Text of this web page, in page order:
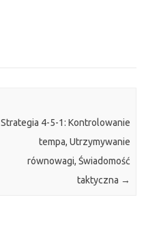
Strategia 4-5-1: Kontrolowanie
tempa, Utrzymywanie
równowagi, Świadomość
taktyczna →